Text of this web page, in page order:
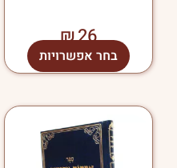
₪26
בחר אפשרויות